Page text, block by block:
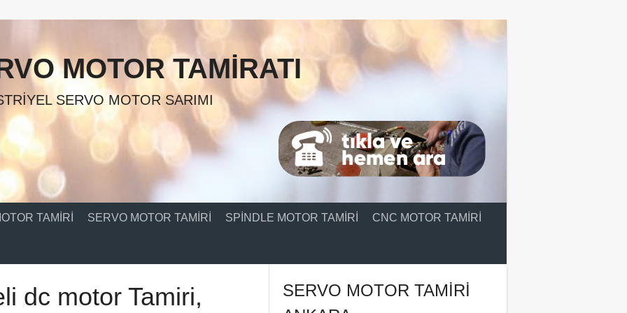
MOTOR TAMIRATI
SERVO MOTOR SARIMI
TAMIRI SERVO MOTOR TAMIRI SPINDLE MOTOR TAMIRI CNC MOTOR TAMIRI
dc motor Tamiri,
SERVO MOTOR TAMIRI